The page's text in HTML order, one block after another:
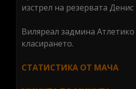
изстрел на резервата
Виляреал задмина
класирането.
СТАТИСТИКА ОТ МАЧА